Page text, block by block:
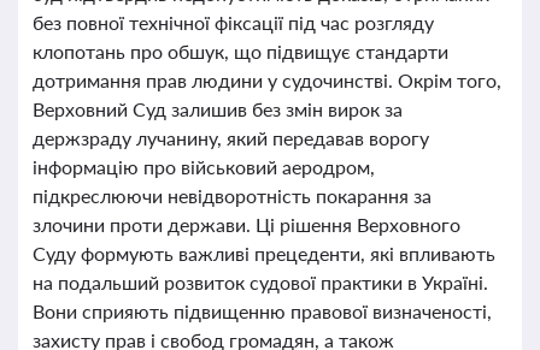
без повної технічної фіксації під час розгляду
клопотань про обшук, що підвищує стандарти
дотримання прав людини у судочинстві. Окрім того,
Верховний Суд залишив без змін вирок за
держзраду лучанину, який передавав ворогу
інформацію про військовий аеродром,
підкреслюючи невідворотність покарання за
злочини проти держави. Ці рішення Верховного
Суду формують важливі прецеденти, які впливають
на подальший розвиток судової практики в Україні.
Вони сприяють підвищенню правової визначеності,
захисту прав і свобод громадян, а також